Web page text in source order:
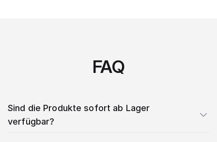
FAQ
Sind die Produkte sofort ab Lager
verfügbar?